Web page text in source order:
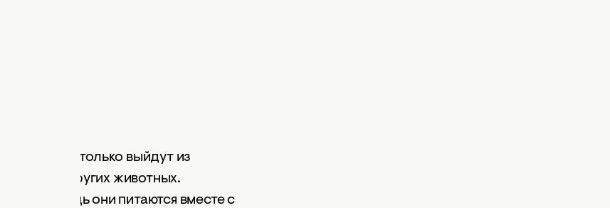
как только выйдут из
молоко других животных.
, но ведь они питаются вместе с